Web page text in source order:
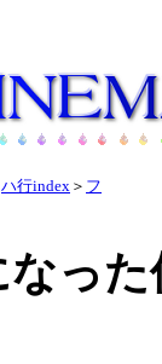
ハ行index ＞ フ
なった